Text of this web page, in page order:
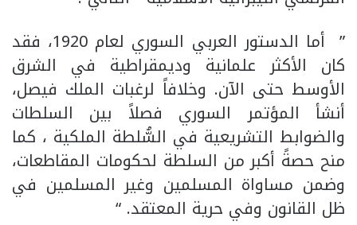
” أما الدستور العربي السوري لعام 1920، فقد
كان الأكثر علمانية وديمقراطية في الشرق
الأوسط حتى الآن. وخلافاً لرغبات الملك فيصل،
أنشأ المؤتمر السوري فصلاً بين السلطات
والضوابط التشريعية في السُّلطة الملكية ، كما
منح حصةً أكبر من السلطة لحكومات المقاطعات،
وضمن مساواة المسلمين وغير المسلمين في
ظل القانون وفي حرية المعتقد. “